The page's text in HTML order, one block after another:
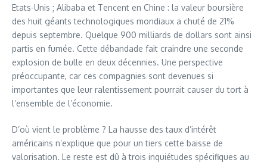
Etats-Unis ; Alibaba et Tencent en Chine : la valeur boursière
des huit géants technologiques mondiaux a chuté de 21%
depuis septembre. Quelque 900 milliards de dollars sont ainsi
partis en fumée. Cette débandade fait craindre une seconde
explosion de bulle en deux décennies. Une perspective
préoccupante, car ces compagnies sont devenues si
importantes que leur ralentissement pourrait causer du tort à
l’ensemble de l’économie.
D’où vient le problème ? La hausse des taux d’intérêt
américains n’explique que pour un tiers cette baisse de
valorisation. Le reste est dû à trois inquiétudes spécifiques au